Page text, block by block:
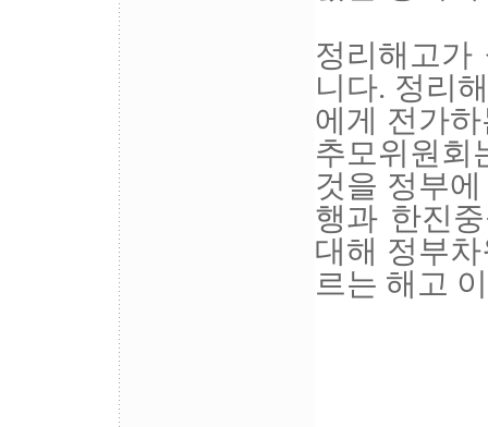
정리해고가
니다. 정리
에게 전가
추모위원회
것을 정부
행과 한진
대해 정부
르는 해고